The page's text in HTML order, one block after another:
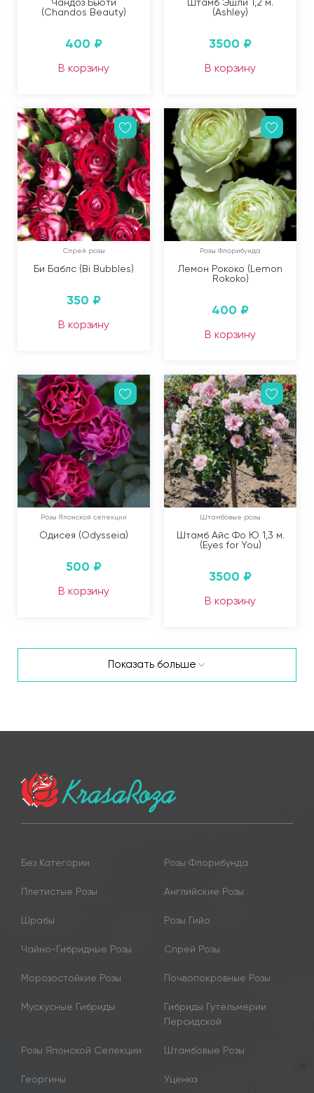
Чандоз Бьюти
(Chandos Beauty)
400 ₽
В корзину
Штамб Эшли 1,2 м.
(Ashley)
3500 ₽
В корзину
Спрей розы
Би Баблс (Bi Bubbles)
350 ₽
В корзину
Розы Флорибунда
Лемон Рококо (Lemon
Rokoko)
400 ₽
В корзину
Розы Японской селекции
Одисея (Odysseia)
500 ₽
В корзину
Штамбовые розы
Штамб Айс Фо Ю 1,3 м.
(Eyes for You)
3500 ₽
В корзину
Показать больше
Без Категории Розы Флорибунда
Плетистые Розы Английские Розы
Шрабы Розы Гийо
Чайно-Гибридные Розы Спрей Розы
Морозостойкие Розы Почвопокровные Розы
Мускусные Гибриды
Гибриды Гутельмерии
Персидской
Розы Японской Селекции Штамбовые Розы
Георгины Уценка